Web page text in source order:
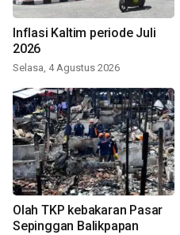
Inflasi Kaltim periode Juli
2026
Selasa, 4 Agustus 2026
Olah TKP kebakaran Pasar
Sepinggan Balikpapan